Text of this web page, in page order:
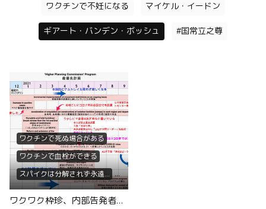
ワクチンで不妊になる マイケル・イードン
ギアート・バンデン・ボッシュ #国常立之尊
ワクチンで死ぬ場合がある
ワクチンで血栓ができる
スパイクは分解されず永遠...
ワクチンで不妊になる
ワクワク枠珍、内部告発者の発言まとめ、前後にお祓い有り